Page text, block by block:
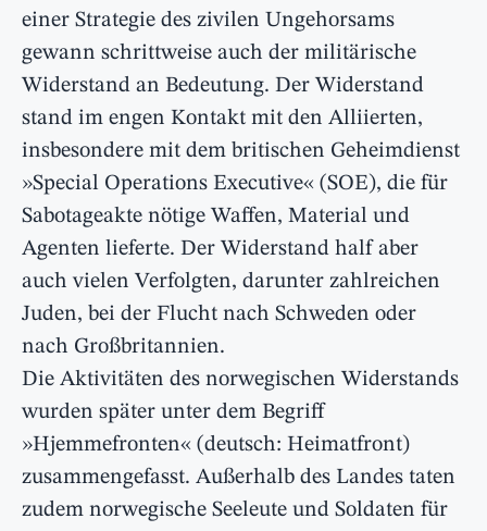
einer Strategie des zivilen Ungehorsams
gewann schrittweise auch der militärische
Widerstand an Bedeutung. Der Widerstand
stand im engen Kontakt mit den Alliierten,
insbesondere mit dem britischen Geheimdienst
»Special Operations Executive« (SOE), die für
Sabotageakte nötige Waffen, Material und
Agenten lieferte. Der Widerstand half aber
auch vielen Verfolgten, darunter zahlreichen
Juden, bei der Flucht nach Schweden oder
nach Großbritannien.
Die Aktivitäten des norwegischen Widerstands
wurden später unter dem Begriff
»Hjemmefronten« (deutsch: Heimatfront)
zusammengefasst. Außerhalb des Landes taten
zudem norwegische Seeleute und Soldaten für